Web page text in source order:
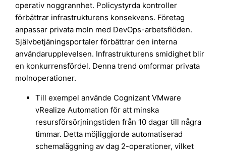
operativ noggrannhet. Policystyrda kontroller
förbättrar infrastrukturens konsekvens. Företag
anpassar privata moln med DevOps-arbetsflöden.
Självbetjäningsportaler förbättrar den interna
användarupplevelsen. Infrastrukturens smidighet blir
en konkurrensfördel. Denna trend omformar privata
molnoperationer.
Till exempel använde Cognizant VMware
vRealize Automation för att minska
resursförsörjningstiden från 10 dagar till några
timmar. Detta möjliggjorde automatiserad
schemaläggning av dag 2-operationer, vilket